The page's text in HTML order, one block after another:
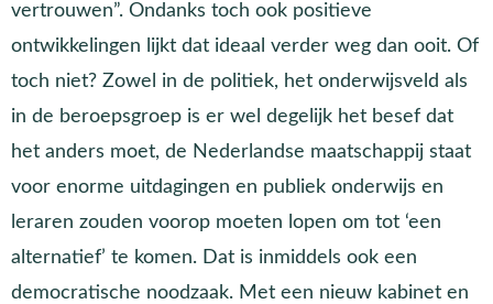
vertrouwen”. Ondanks toch ook positieve
ontwikkelingen lijkt dat ideaal verder weg dan ooit. Of
toch niet? Zowel in de politiek, het onderwijsveld als
in de beroepsgroep is er wel degelijk het besef dat
het anders moet, de Nederlandse maatschappij staat
voor enorme uitdagingen en publiek onderwijs en
leraren zouden voorop moeten lopen om tot ‘een
alternatief’ te komen. Dat is inmiddels ook een
democratische noodzaak. Met een nieuw kabinet en